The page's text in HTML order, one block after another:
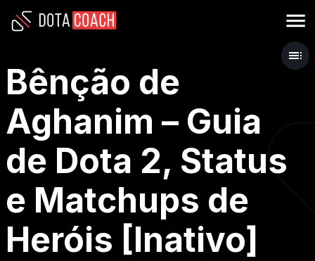
Bênção de
Aghanim – Guia
de Dota 2, Status
e Matchups de
Heróis [Inativo]